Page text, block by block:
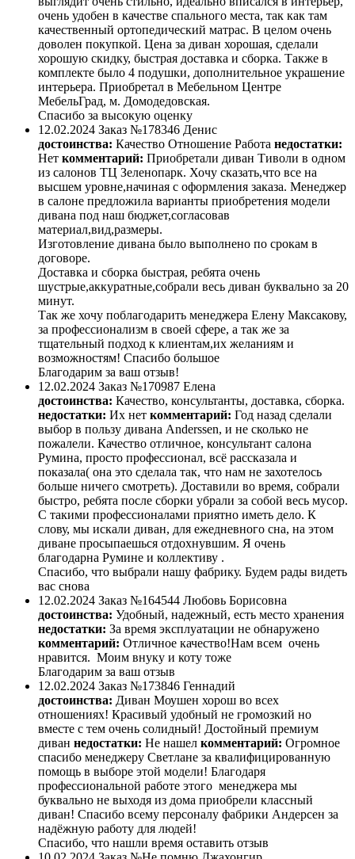
очень удобен в качестве спального места, так как там
качественный ортопедический матрас. В целом очень
доволен покупкой. Цена за диван хорошая, сделали
хорошую скидку, быстрая доставка и сборка. Также в
комплекте было 4 подушки, дополнительное украшение
интерьера. Приобретал в Мебельном Центре
МебельГрад, м. Домодедовская.
Спасибо за высокую оценку
12.02.2024 Заказ №178346 Денис
достоинства: Качество Отношение Работа недостатки:
Нет комментарий: Приобретали диван Тиволи в одном
из салонов ТЦ Зеленопарк. Хочу сказать,что все на
высшем уровне,начиная с оформления заказа. Менеджер
в салоне предложила варианты приобретения модели
дивана под наш бюджет,согласовав
материал,вид,размеры.
Изготовление дивана было выполнено по срокам в
договоре.
Доставка и сборка быстрая, ребята очень
шустрые,аккуратные,собрали весь диван буквально за 20
минут.
Так же хочу поблагодарить менеджера Елену Максакову,
за профессионализм в своей сфере, а так же за
тщательный подход к клиентам,их желаниям и
возможностям! Спасибо большое
Благодарим за ваш отзыв!
12.02.2024 Заказ №170987 Елена
достоинства: Качество, консультанты, доставка, сборка.
недостатки: Их нет комментарий: Год назад сделали
выбор в пользу дивана Аnderssen, и не сколько не
пожалели. Качество отличное, консультант салона
Румина, просто профессионал, всё рассказала и
показала( она это сделала так, что нам не захотелось
больше ничего смотреть). Доставили во время, собрали
быстро, ребята после сборки убрали за собой весь мусор.
С такими профессионалами приятно иметь дело. К
слову, мы искали диван, для ежедневного сна, на этом
диване просыпаешься отдохнувшим. Я очень
благодарна Румине и коллективу .
Спасибо, что выбрали нашу фабрику. Будем рады видеть
вас снова
12.02.2024 Заказ №164544 Любовь Борисовна
достоинства: Удобный, надежный, есть место хранения
недостатки: За время эксплуатации не обнаружено
комментарий: Отличное качество!Нам всем очень
нравится. Моим внуку и коту тоже
Благодарим за ваш отзыв
12.02.2024 Заказ №173846 Геннадий
достоинства: Диван Моушен хорош во всех
отношениях! Красивый удобный не громозкий но
вместе с тем очень солидный! Достойный премиум
диван недостатки: Не нашел комментарий: Огромное
спасибо менеджеру Светлане за квалифицированную
помощь в выборе этой модели! Благодаря
профессиональной работе этого менеджера мы
буквально не выходя из дома приобрели классный
диван! Спасибо всему персоналу фабрики Андерсен за
надёжную работу для людей!
Спасибо, что нашли время оставить отзыв